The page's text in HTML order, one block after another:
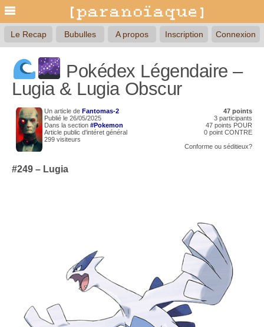
Le Recap Bubulles A propos Inscription Connexion
Pokédex Légendaire –
Lugia & Lugia Obscur
Un article de Fantomas-2
Publié le 26/05/2025
Dans la section #Pokemon
Article public d'intéret général
299 visiteurs
47 points
3 participants
47 points POUR
0 point CONTRE
Conforme ou séditieux?
#249 – Lugia